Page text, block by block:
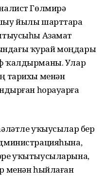
Гөлмирә
йылы шарттарҙа
Азамат
ҡурай моңдары
ҡалдырманы. Улар
тарихы менән
һорауҙарға
уҡыусылар бер
уҡытыусыларына,
менән һыйлаған